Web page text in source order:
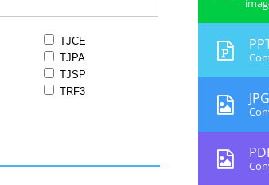
TJCE
TJPA
TJSP
TRF3